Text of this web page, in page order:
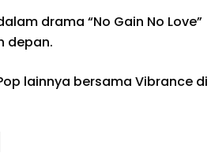
drama “No Gain No Love”
depan.
lainnya bersama Vibrance di